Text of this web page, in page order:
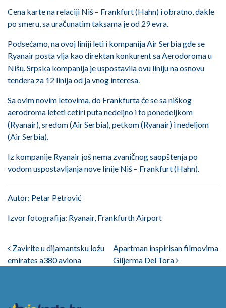
Cena karte na relaciji Niš – Frankfurt (Hahn) i obratno, dakle
po smeru, sa uračunatim taksama je od 29 evra.
Podsećamo, na ovoj liniji leti i kompanija Air Serbia gde se
Ryanair posta vlja kao direktan konkurent sa Aerodoroma u
Nišu. Srpska kompanija je uspostavila ovu liniju na osnovu
tendera za 12 linija od ja vnog interesa.
Sa ovim novim letovima, do Frankfurta će se sa niškog
aerodroma leteti cetiri puta nedeljno i to ponedeljkom
(Ryanair), sredom (Air Serbia), petkom (Ryanair) i nedeljom
(Air Serbia).
Iz kompanije Ryanair još nema zvaničnog saopštenja po
vodom uspostavljanja nove linije Niš – Frankfurt (Hahn).
Autor: Petar Petrović
Izvor fotografija: Ryanair, Frankfurth Airport
Post navigation
Zavirite u dijamantsku ložu
emirates a380 aviona
Apartman inspirisan filmovima
Giljerma Del Tora